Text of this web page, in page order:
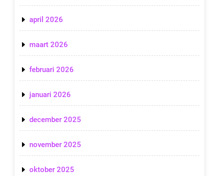
april 2026
maart 2026
februari 2026
januari 2026
december 2025
november 2025
oktober 2025